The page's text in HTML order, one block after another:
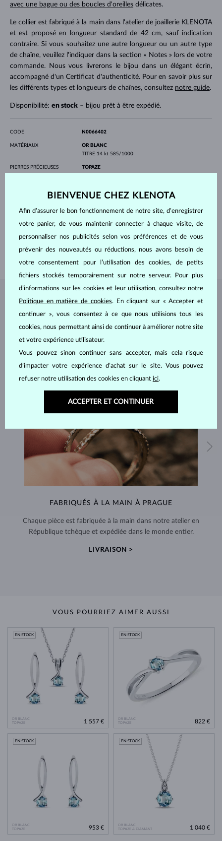
avec une bague ou des boucles d'oreillesdélicates.
Le collier est fabriqué à la main dans l'atelier de joaillerie KLENOTA
et est proposé en longueur standard de 42 cm, sauf indication
contraire. Si vous souhaitez une autre longueur ou un autre type
de chaîne, veuillez l'indiquer dans la section « Notes » lors de votre
commande. Nous vous livrerons le bijou dans un élégant écrin,
accompagné d'un Certificat d'authenticité. Pour en savoir plus sur
les différents types et longueurs de chaînes, consultez notre guide.
Disponibilité: en stock– bijou prêt à être expédié.
CODE N0066402
MATÉRIAUX
OR BLANC
TITRE 14 kt 585/1000
PIERRES PRÉCIEUSES
TOPAZE
DIAMÈTRE3.00 mm
LARGEUR 4.50 mm
PROFONDEUR
LONGEUR
POIDS
BIJOUX DE L'ATELIER KLENOTA
FABRIQUÉS À LA MAIN À PRAGUE
Chaque pièce est fabriquée à la main dans notre atelier en
République tchèque et expédiée dans le monde entier.
LIVRAISON >
VOUS POURRIEZ AIMER AUSSI
OR BLANC
TOPAZE
EN STOCK
1 557 €
OR BLANC
TOPAZE
EN STOCK
822 €
OR BLANC
TOPAZE
EN STOCK
953 €
OR BLANC
TOPAZE & DIAMANT
EN STOCK
1 040 €
BIENVENUE CHEZ KLENOTA
Afin d’assurer le bon fonctionnement de notre site, d’enregistrer
votre panier, de vous maintenir connecter à chaque visite, de
personnaliser nos publicités selon vos préférences et de vous
prévenir des nouveautés ou réductions, nous avons besoin de
votre consentement pour l’utilisation des cookies, de petits
fichiers stockés temporairement sur notre serveur. Pour plus
d’informations sur les cookies et leur utilisation, consultez notre
Politique en matière de cookies. En cliquant sur « Accepter et
continuer », vous consentez à ce que nous utilisions tous les
cookies, nous permettant ainsi de continuer à améliorer notre site
et votre expérience utilisateur.
Vous pouvez sinon continuer sans accepter, mais cela risque
d’impacter votre expérience d’achat sur le site. Vous pouvez
refuser notre utilisation des cookies en cliquant ici.
ACCEPTER ET CONTINUER